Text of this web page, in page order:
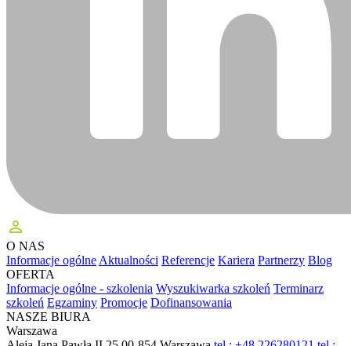
perm_identity
O NAS
Informacje ogólne Aktualności Referencje Kariera Partnerzy Blog
OFERTA
Informacje ogólne - szkolenia Wyszukiwarka szkoleń Terminarz
szkoleń Egzaminy Promocje Dofinansowania
NASZE BIURA
Warszawa